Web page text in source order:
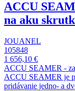
ACCU
na aku
JOUANEL
105848
1 656,10 €
ACCU SEAMER -
ACCU SEAMER je
pridávanie jedno- a